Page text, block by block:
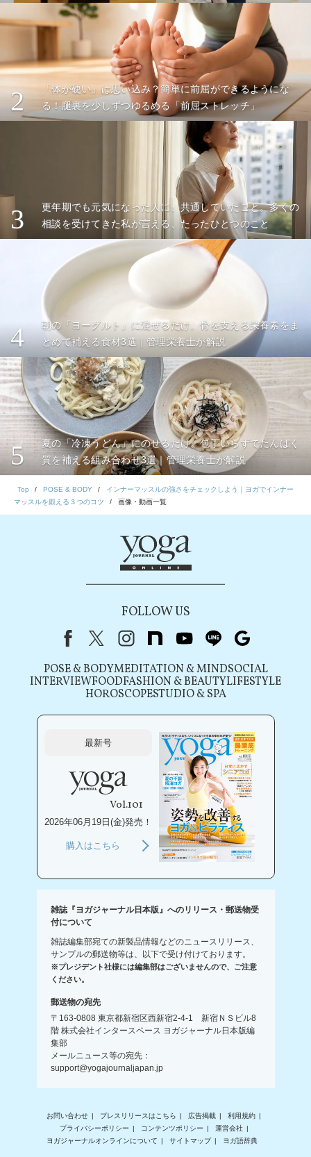
2
「体が硬い」は思い込み？簡単に前屈ができるようにな
る！腿裏を少しずつゆるめる「前屈ストレッチ」
3
更年期でも元気になった人に、共通していたこと。多くの
相談を受けてきた私が言える、たったひとつのこと
4
朝の「ヨーグルト」に混ぜるだけ。骨を支える栄養素をま
とめて補える食材3選｜管理栄養士が解説
5
夏の「冷凍うどん」にのせるだけ。包丁いらずでたんぱく
質を補える組み合わせ3選｜管理栄養士が解説
Top POSE & BODY
インナーマッスルの強さをチェックしよう｜ヨガでインナー
マッスルを鍛える３つのコツ
画像・動画一覧
FOLLOW US
FacebookX（旧Twitter）
instagram
note youtubeline
POSE & BODYMEDITATION & MINDSOCIAL
INTERVIEWFOODFASHION & BEAUTYLIFESTYLE
HOROSCOPESTUDIO & SPA
最新号
Vol.101
2026年06月19日(金)発売！
購入はこちら
雑誌『ヨガジャーナル日本版』へのリリース・郵送物受
付について
雑誌編集部宛ての新製品情報などのニュースリリース、
サンプルの郵送物等は、以下で受け付けております。
※プレジデント社様には編集部はございませんので、ご注意
ください。
郵送物の宛先
〒163-0808 東京都新宿区西新宿2-4-1 新宿ＮＳビル8
階 株式会社インタースペース ヨガジャーナル日本版編
集部
メールニュース等の宛先：
support@yogajournaljapan.jp
お問い合わせ プレスリリースはこちら 広告掲載
利用規約
プライバシーポリシー
コンテンツポリシー
運営会社
ヨガジャーナルオンラインについて
サイトマップ ヨガ語辞典